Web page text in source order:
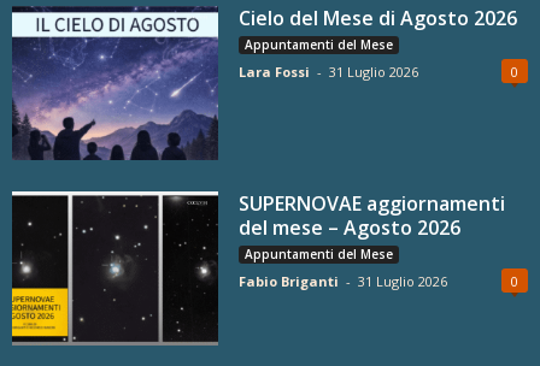
Cielo del Mese di Agosto 2026
Appuntamenti del Mese
Lara Fossi - 31 Luglio 2026 0
SUPERNOVAE aggiornamenti
del mese – Agosto 2026
Appuntamenti del Mese
Fabio Briganti - 31 Luglio 2026 0